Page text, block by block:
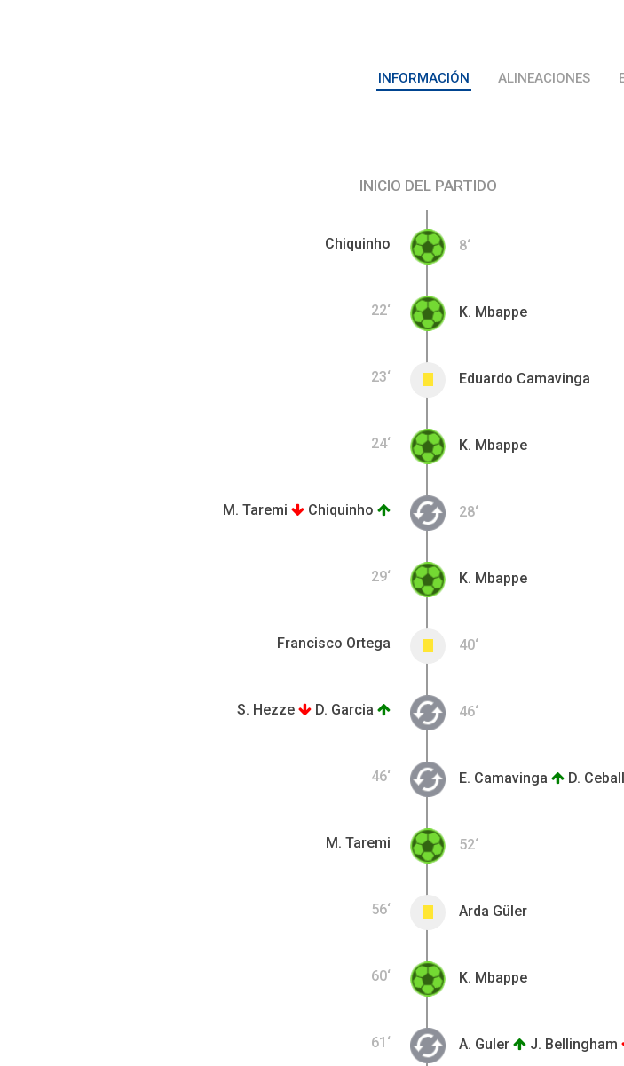
INFORMACIÓN ALINEACIONES
INICIO DEL PARTIDO
Chiquinho 8‘
22‘ K. Mbappe
23‘ Eduardo Camavinga
24‘ K. Mbappe
M. Taremi Chiquinho 28‘
29‘ K. Mbappe
Francisco Ortega 40‘
S. Hezze D. Garcia 46‘
46‘ E. Camavinga D.
M. Taremi 52‘
56‘ Arda Güler
60‘ K. Mbappe
61‘ A. Guler J. Bellingham